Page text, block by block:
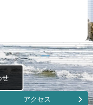
せ
アクセス